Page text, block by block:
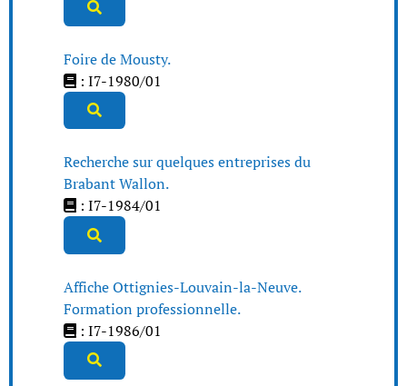
Foire de Mousty.
: I7-1980/01
Recherche sur quelques entreprises du
Brabant Wallon.
: I7-1984/01
Affiche Ottignies-Louvain-la-Neuve.
Formation professionnelle.
: I7-1986/01